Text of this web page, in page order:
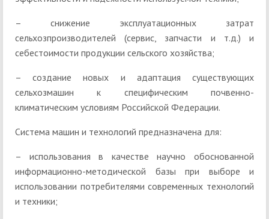
– снижение эксплуатационных затрат
сельхозпроизводителей (сервис, запчасти и т.д.) и
себестоимости продукции сельского хозяйства;
– создание новых и адаптация существующих
сельхозмашин к специфическим почвенно-
климатическим условиям Российской Федерации.
Система машин и технологий предназначена для:
– использования в качестве научно обоснованной
информационно-методической базы при выборе и
использовании потребителями современных технологий
и техники;